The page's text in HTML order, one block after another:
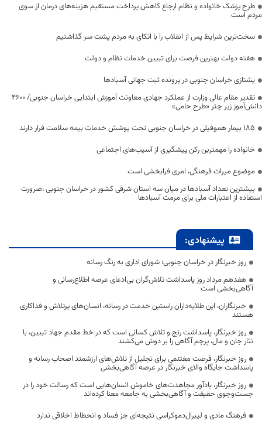
طرح پزشک خانواده و نظام ارجاع کاهش پرداخت مستقیم هزینه‌های درمان از سوی
مردم است
سخت‌ترین شرایط پس از انقلاب را با اتکای به مردم پشت سر گذاشتیم
هفته دولت بهترین فرصت برای تبیین خدمات نظام و دولت
یشتازی خراسان جنوبی در پرونده ثبت جهانی آسبادها
تقدیر مقام عالی وزارت از عملکرد جهادی معاونت آموزش ابتدایی خراسان جنوبی/ ۴۶۰۰
دانش‌آموز زیر چتر «طرح حامی»
۱۸۵ بیمار هموفیلی در خراسان جنوبی تحت پوشش خدمات بیمه سلامت قرار دارند
خانواده را مهمترین رکن پیشگیری از آسیب‌های اجتماعی
موضوع میراث فرهنگی، امری فرابخشی است
بیشترین تعداد آسبادها در میان سه استان شرقی کشور در خراسان جنوبی ،ضرورت
استفاده از اعتبارات ملی برای مرمت آسبادها
پیشنهادی:
روز خبرنگار در خراسان جنوبی؛ شورای اداری به رنگ رسانه
هفدهم مرداد روز پاسداشت تلاش‌گران بی‌ادعای عرصه اطلاع‌رسانی و
آگاهی‌بخشی است
خبرنگاران، این طلایه‌داران راستین خدمت در رسانه، انسان‌های پرتلاش و فداکاری
هستند
روز خبرنگار، پاسداشت رنج و تلاش کسانی است که در خط مقدم جهاد تبیین، با
نثار جان و مال، پرچم آگاهی را بر دوش می‌کشند
روز خبرنگار، فرصت مغتنمی برای تجلیل از تلاش‌های ارزشمند اصحاب رسانه و
پاسداشت جایگاه والای خبرنگار در عرصه آگاهی‌بخشی
روز خبرنگار، یادآور مجاهدت‌های خاموش انسان‌هایی است که رسالت خود را در
جست‌وجوی حقیقت و آگاهی‌بخشی به جامعه معنا کرده‌اند
فرهنگ مادی و لیبرال‌دموکراسی نتیجه‌ای جز فساد و انحطاط اخلاقی ندارد